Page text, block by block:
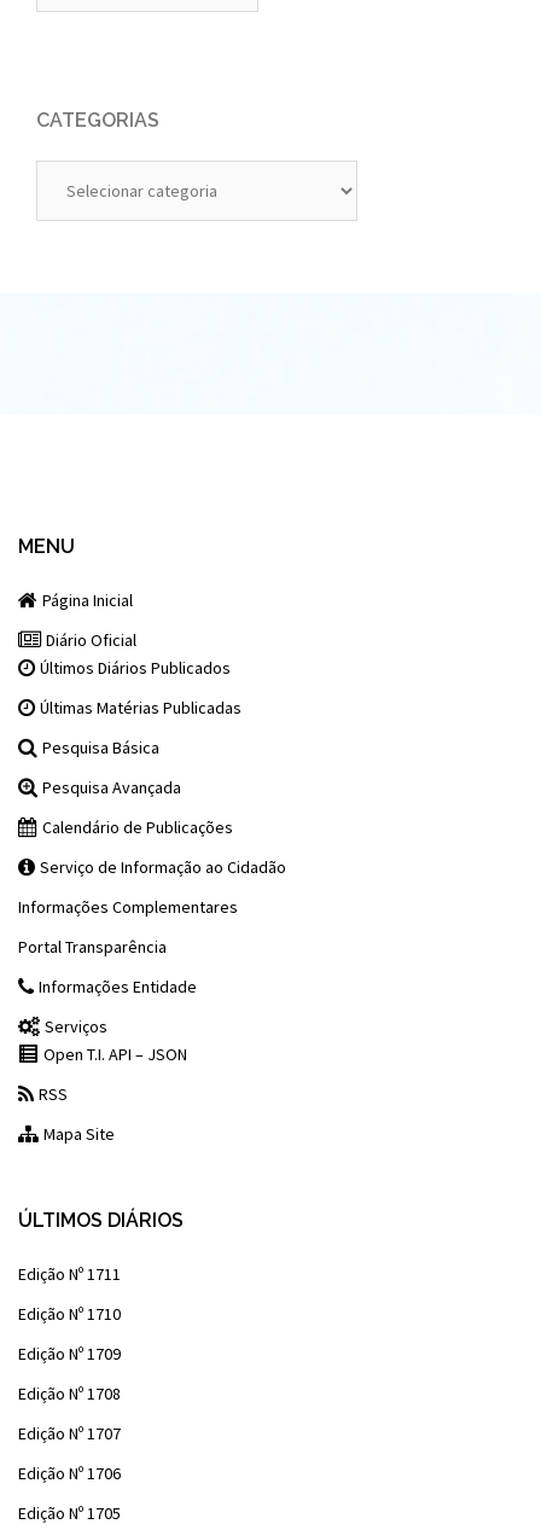
CATEGORIAS
MENU
Página Inicial
Diário Oficial
Últimos Diários Publicados
Últimas Matérias Publicadas
Pesquisa Básica
Pesquisa Avançada
Calendário de Publicações
Serviço de Informação ao Cidadão
Informações Complementares
Portal Transparência
Informações Entidade
Serviços
Open T.I. API – JSON
RSS
Mapa Site
ÚLTIMOS DIÁRIOS
Edição Nº 1711
Edição Nº 1710
Edição Nº 1709
Edição Nº 1708
Edição Nº 1707
Edição Nº 1706
Edição Nº 1705